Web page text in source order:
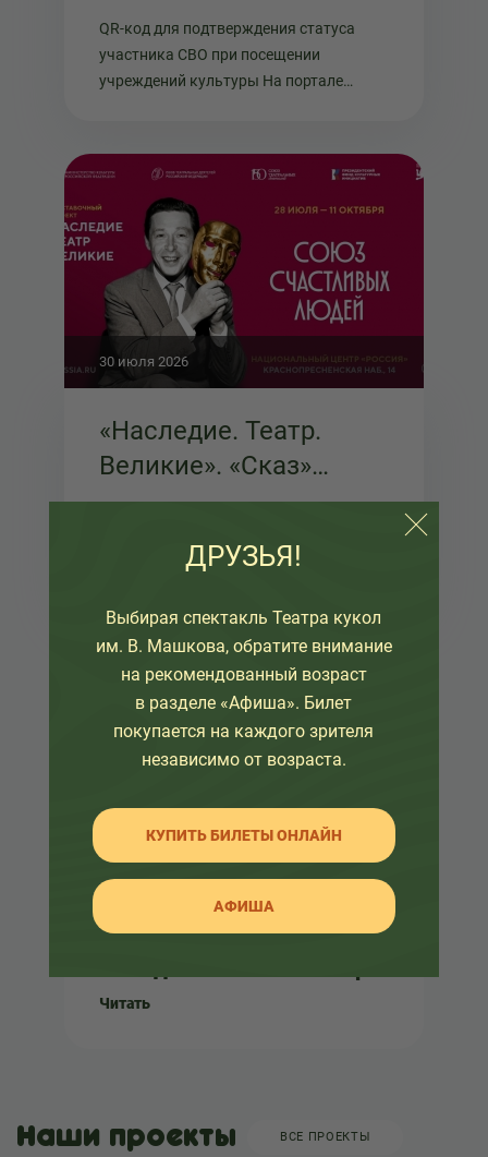
подтверждения
статуса при
посещении
QR-код для подтверждения статуса
участника СВО при посещении
учреждений культуры На портале
30 июля 2026
«Наследие. Театр.
Великие». «Сказ»
в «Союзе счастливых
несколько сотен кубическ...
Новости и события
Читать
Важная информация
Читать
Читать
Наши проекты ВСЕ ПРОЕКТЫ
ДРУЗЬЯ!
Выбирая спектакль Театра кукол
им. В. Машкова, обратите внимание
на рекомендованный возраст
в разделе «Афиша». Билет
покупается на каждого зрителя
независимо от возраста.
КУПИТЬ БИЛЕТЫ ОНЛАЙН
АФИША